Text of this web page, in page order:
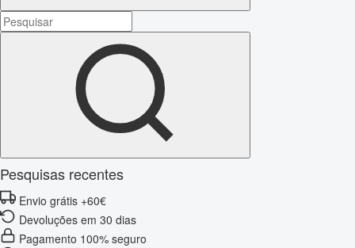
Pesquisas recentes
Envio grátis +60€
Devoluções em 30 dias
Pagamento 100% seguro